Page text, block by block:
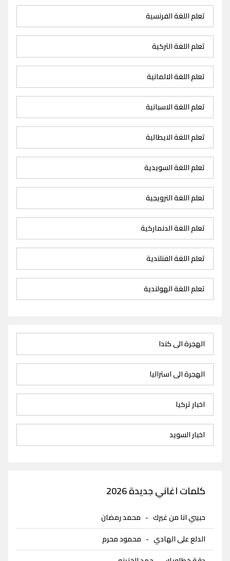
تعلم اللغة الفرنسية
تعلم اللغة التركية
تعلم اللغة الالمانية
تعلم اللغة الاسبانية
تعلم اللغة الايطالية
تعلم اللغة السويدية
تعلم اللغة النرويجية
تعلم اللغة الدنماركية
تعلم اللغة الفنلندية
تعلم اللغة الهولندية
الهجرة الى كندا
الهجرة الى استراليا
اخبار تركيا
اخبار السويد
كلمات اغاني جديدة 2026
حبيبي انا من غيرك - محمد رمضان
الدلع على الهادي - محمود محرم